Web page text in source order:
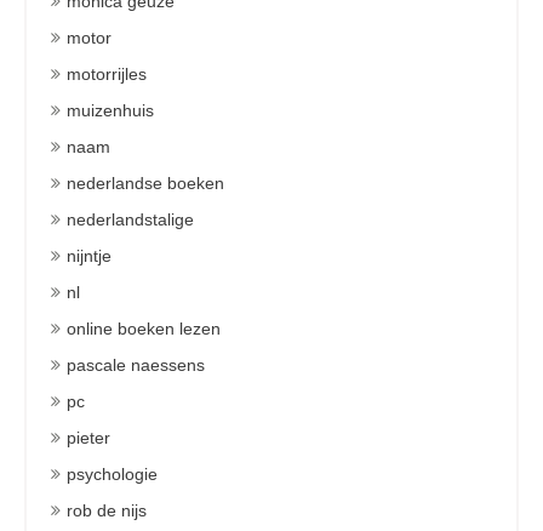
motor
motorrijles
muizenhuis
naam
nederlandse boeken
nederlandstalige
nijntje
nl
online boeken lezen
pascale naessens
pc
pieter
psychologie
rob de nijs